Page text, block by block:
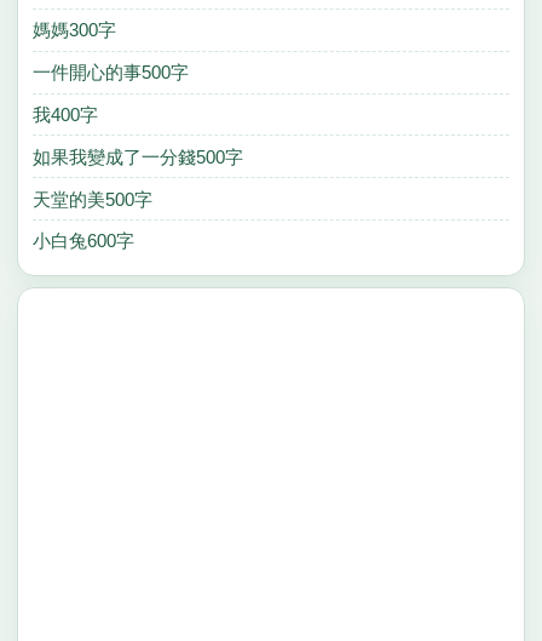
媽媽300字
一件開心的事500字
我400字
如果我變成了一分錢500字
天堂的美500字
小白兔600字